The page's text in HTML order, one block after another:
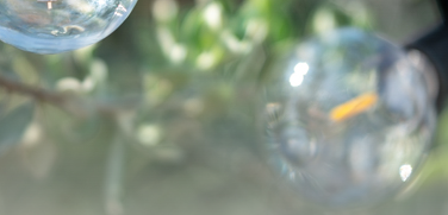
0913.802.102